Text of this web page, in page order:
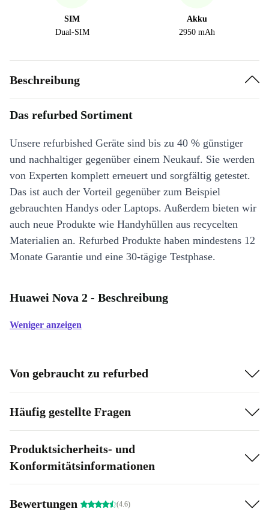
SIM
Dual-SIM
Akku
2950 mAh
Beschreibung
Das refurbed Sortiment
Unsere refurbished Geräte sind bis zu 40 % günstiger
und nachhaltiger gegenüber einem Neukauf. Sie werden
von Experten komplett erneuert und sorgfältig getestet.
Das ist auch der Vorteil gegenüber zum Beispiel
gebrauchten Handys oder Laptops. Außerdem bieten wir
auch neue Produkte wie Handyhüllen aus recycelten
Materialien an. Refurbed Produkte haben mindestens 12
Monate Garantie und eine 30-tägige Testphase.
Huawei Nova 2 - Beschreibung
Weniger anzeigen
Von gebraucht zu refurbed
Häufig gestellte Fragen
Produktsicherheits- und
Konformitätsinformationen
Bewertungen (4.6)